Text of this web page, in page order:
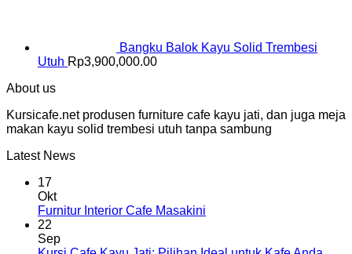
Bangku Balok Kayu Solid Trembesi
Utuh Rp3,900,000.00
About us
Kursicafe.net produsen furniture cafe kayu jati, dan juga meja
makan kayu solid trembesi utuh tanpa sambung
Latest News
17
Okt
Furnitur Interior Cafe Masakini
22
Sep